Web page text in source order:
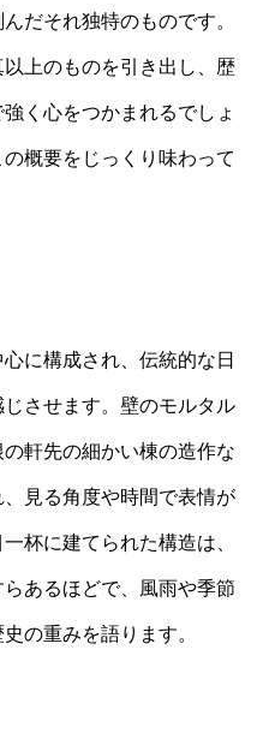
だそれ独特のものです。
上のものを引き出し、歴
く心をつかまれるでしょ
概要をじっくり味わって
に構成され、伝統的な日
させます。壁のモルタル
軒先の細かい棟の造作な
見る角度や時間で表情が
杯に建てられた構造は、
あるほどで、風雨や季節
の重みを語ります。